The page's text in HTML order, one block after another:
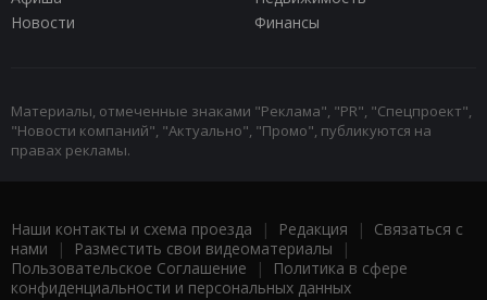
Новости
Финансы
Материалы, отмеченные знаками "Реклама", "PR", "Спецпроект",
"Новости компаний", "Актуально", "Промо", публикуются на
правах рекламы.
Наши контакты и схема проезда | Редакция | Связаться с
нами | Разместить свои видеоматериалы |
Пользовательское Соглашение |
Политика в сфере
конфиденциальности и персональных данных